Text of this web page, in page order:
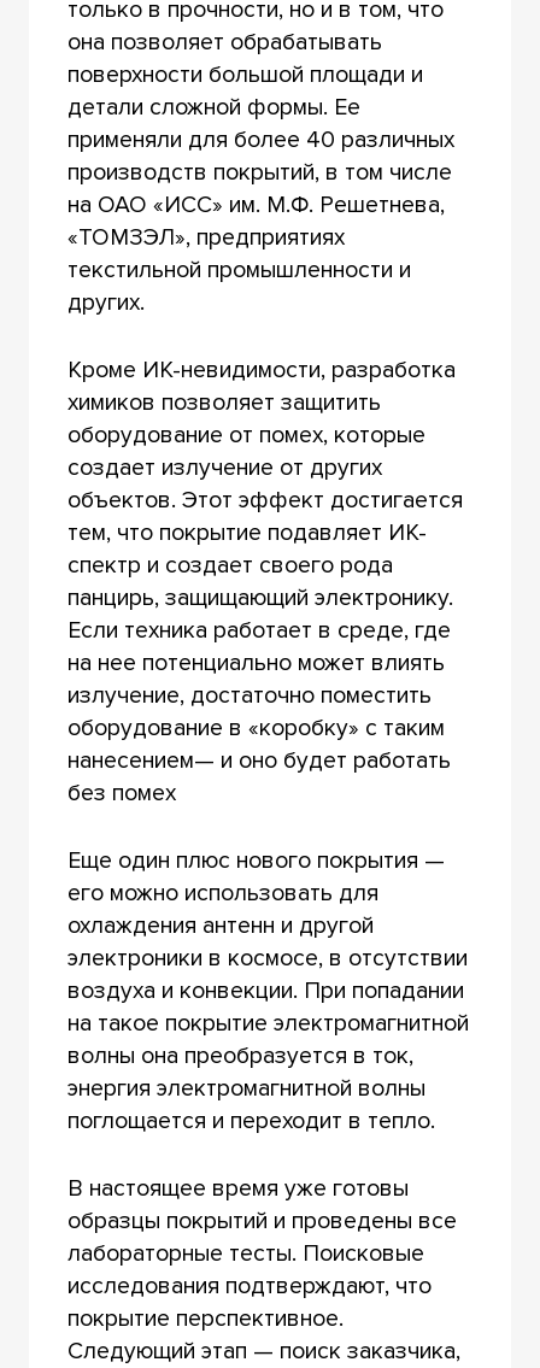
только в прочности, но и в том, что
она позволяет обрабатывать
поверхности большой площади и
детали сложной формы. Ее
применяли для более 40 различных
производств покрытий, в том числе
на ОАО «ИСС» им. М.Ф. Решетнева,
«ТОМЗЭЛ», предприятиях
текстильной промышленности и
других.
Кроме ИК-невидимости, разработка
химиков позволяет защитить
оборудование от помех, которые
создает излучение от других
объектов. Этот эффект достигается
тем, что покрытие подавляет ИК-
спектр и создает своего рода
панцирь, защищающий электронику.
Если техника работает в среде, где
на нее потенциально может влиять
излучение, достаточно поместить
оборудование в «коробку» с таким
нанесением— и оно будет работать
без помех
Еще один плюс нового покрытия —
его можно использовать для
охлаждения антенн и другой
электроники в космосе, в отсутствии
воздуха и конвекции. При попадании
на такое покрытие электромагнитной
волны она преобразуется в ток,
энергия электромагнитной волны
поглощается и переходит в тепло.
В настоящее время уже готовы
образцы покрытий и проведены все
лабораторные тесты. Поисковые
исследования подтверждают, что
покрытие перспективное.
Следующий этап — поиск заказчика,